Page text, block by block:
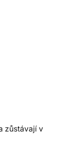
zůstávají v